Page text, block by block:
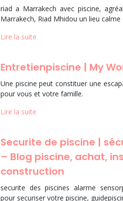
riad a Marrakech avec piscine,
Marrakech, Riad Mhidou un lieu
Lire la suite
Entretien­pis­ci­ne | My
Une piscine peut constituer une
pour vous et votre famille.
Lire la suite
Securite de piscine |
– Blog piscine, achat,
construction
securite des piscines alarme
pour securiser votre piscine,